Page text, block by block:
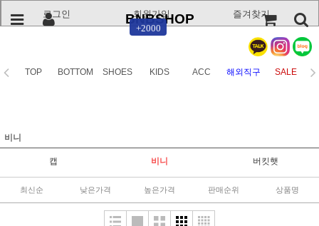
로그인
+2000
회원가입 즐겨찾기
BNBSHOP
TOP BOTTOM SHOES KIDS ACC 해외직구 SALE
비니
캡 비니 버킷햇
최신순 낮은가격 높은가격 판매순위 상품명